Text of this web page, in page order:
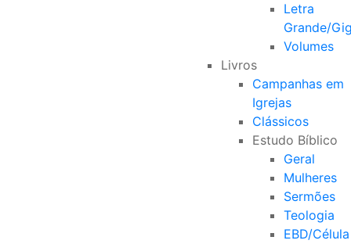
Letra
Grande/
Volumes
Livros
Campanhas em
Igrejas
Clássicos
Estudo Bíblico
Geral
Mulheres
Sermões
Teologia
EBD/Célula